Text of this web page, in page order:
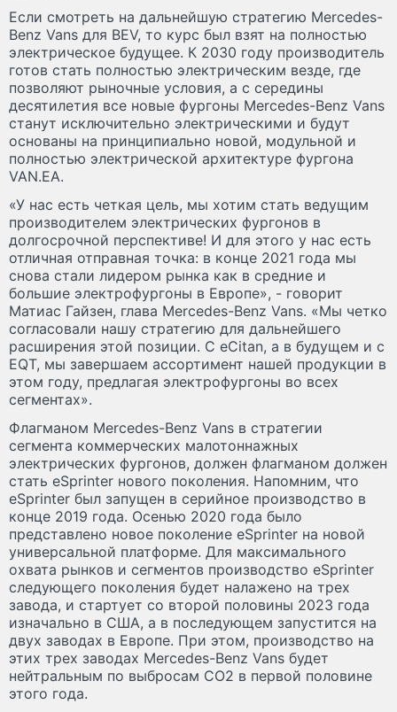
Если смотреть на дальнейшую стратегию Mercedes-
Benz Vans для BEV, то курс был взят на полностью
электрическое будущее. К 2030 году производитель
готов стать полностью электрическим везде, где
позволяют рыночные условия, а с середины
десятилетия все новые фургоны Mercedes-Benz Vans
станут исключительно электрическими и будут
основаны на принципиально новой, модульной и
полностью электрической архитектуре фургона
VAN.EA.
«У нас есть четкая цель, мы хотим стать ведущим
производителем электрических фургонов в
долгосрочной перспективе! И для этого у нас есть
отличная отправная точка: в конце 2021 года мы
снова стали лидером рынка как в средние и
большие электрофургоны в Европе», - говорит
Матиас Гайзен, глава Mercedes-Benz Vans. «Мы четко
согласовали нашу стратегию для дальнейшего
расширения этой позиции. С eCitan, а в будущем и с
EQT, мы завершаем ассортимент нашей продукции в
этом году, предлагая электрофургоны во всех
сегментах».
Флагманом Mercedes-Benz Vans в стратегии
сегмента коммерческих малотоннажных
электрических фургонов, должен флагманом должен
стать eSprinter нового поколения. Напомним, что
eSprinter был запущен в серийное производство в
конце 2019 года. Осенью 2020 года было
представлено новое поколение eSprinter на новой
универсальной платформе. Для максимального
охвата рынков и сегментов производство eSprinter
следующего поколения будет налажено на трех
завода, и стартует со второй половины 2023 года
изначально в США, а в последующем запустится на
двух заводах в Европе. При этом, производство на
этих трех заводах Mercedes-Benz Vans будет
нейтральным по выбросам CO2 в первой половине
этого года.